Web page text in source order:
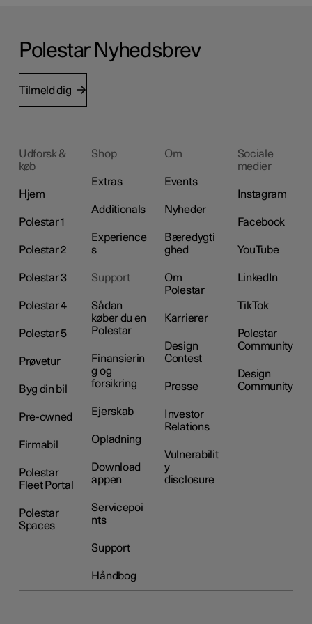
Polestar Nyhedsbrev
Tilmeld dig
Udforsk &
køb
Hjem
Polestar 1
Polestar 2
Polestar 3
Polestar 4
Polestar 5
Prøvetur
Byg din bil
Pre-owned
Firmabil
Polestar
Fleet Portal
Polestar
Spaces
Shop
Extras
Additionals
Experience
s
Support
Sådan
køber du en
Polestar
Finansierin
g og
forsikring
Ejerskab
Opladning
Download
appen
Servicepoi
nts
Support
Håndbog
Om
Events
Nyheder
Bæredygti
ghed
Om
Polestar
Karrierer
Design
Contest
Presse
Investor
Relations
Vulnerabilit
y
disclosure
Sociale
medier
Instagram
Facebook
YouTube
LinkedIn
TikTok
Polestar
Community
Design
Community